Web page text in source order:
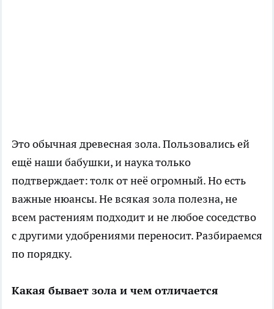
Это обычная древесная зола. Пользовались ей
ещё наши бабушки, и наука только
подтверждает: толк от неё огромный. Но есть
важные нюансы. Не всякая зола полезна, не
всем растениям подходит и не любое соседство
с другими удобрениями переносит. Разбираемся
по порядку.
Какая бывает зола и чем отличается